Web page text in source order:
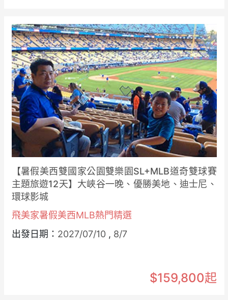
【暑假美西雙國家公園雙樂園SL+MLB道奇雙球賽
主題旅遊12天】大峽谷一晚、優勝美地、迪士尼、
環球影城
飛美家暑假美西MLB熱門精選
出發日期： 2027/07/10, 8/7
$159,800起